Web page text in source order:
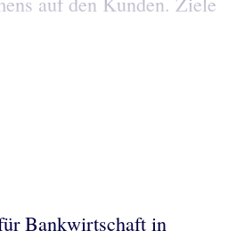
Bankwirtschaft in